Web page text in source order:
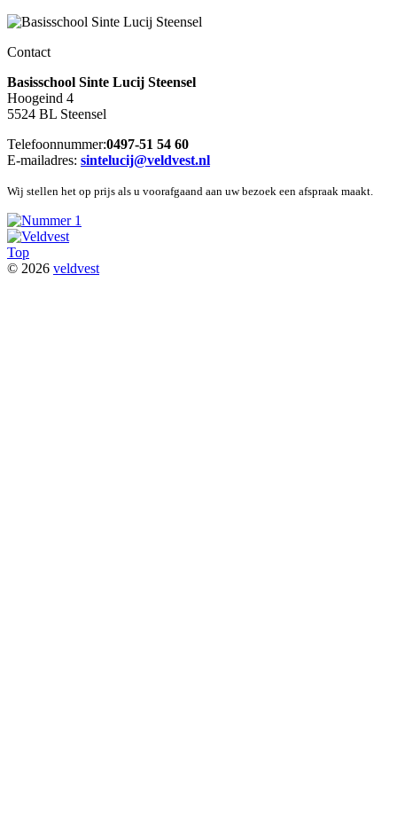
Contact
Basisschool Sinte Lucij Steensel
Hoogeind 4
5524 BL Steensel
Telefoonnummer:0497-51 54 60
E-mailadres: sintelucij@veldvest.nl
Wij stellen het op prijs als u voorafgaand aan uw bezoek een afspraak maakt.
Top
© 2026 veldvest